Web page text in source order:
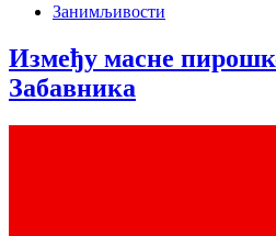
Занимљивости
Између масне
Забавника